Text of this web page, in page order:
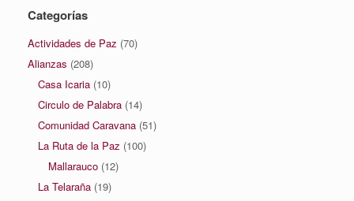
Categorías
Actividades de Paz (70)
Alianzas (208)
Casa Icaria (10)
Circulo de Palabra (14)
Comunidad Caravana (51)
La Ruta de la Paz (100)
Mallarauco (12)
La Telaraña (19)